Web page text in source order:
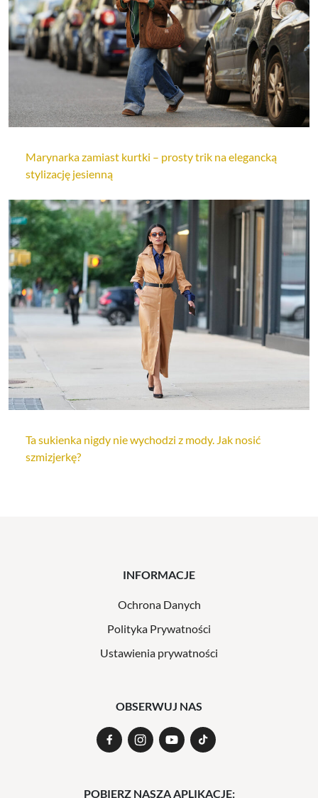
Marynarka zamiast kurtki – prosty trik na elegancką
stylizację jesienną
Ta sukienka nigdy nie wychodzi z mody. Jak nosić
szmizjerkę?
INFORMACJE
Ochrona Danych
Polityka Prywatności
Ustawienia prywatności
OBSERWUJ NAS
POBIERZ NASZĄ APLIKACJĘ: